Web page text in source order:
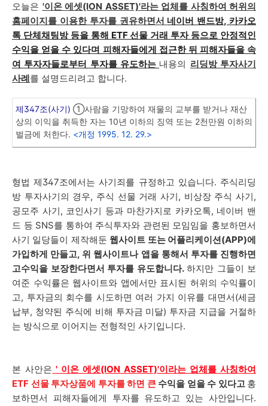
오늘은 '이온 에셋(ION ASSET)'라는 업체를 사칭하여 허위의
홈페이지를 이용한 투자를 권유하면서 네이버 밴드방, 카카오
톡 단체채팅방 등을 통해 ETF 선물 거래 투자 등으로 안정적인
수익을 얻을 수 있다며 피해자들에게 접근한 뒤 피해자들을 속
여 투자자들로부터 투자를 유도하는 내용의 리딩방 투자사기
사례를 설명드리려고 합니다.
제347조(사기) ①사람을 기망하여 재물의 교부를 받거나 재산
상의 이익을 취득한 자는 10년 이하의 징역 또는 2천만원 이하의
벌금에 처한다. <개정 1995. 12. 29.>
형법 제347조에서는 사기죄를 규정하고 있습니다. 주식리딩
방 투자사기의 경우, 주식 선물 거래 사기, 비상장 주식 사기,
공모주 사기, 코인사기 등과 마찬가지로 카카오톡, 네이버 밴
드 등 SNS를 통하여 주식투자와 관련된 모임임을 홍보하면서
사기 일당들이 제작해둔 웹사이트 또는 어플리케이션(APP)에
가입하게 만들고, 위 웹사이트나 앱을 통해서 투자를 진행하면
고수익을 보장한다면서 투자를 유도합니다. 하지만 그들이 보
여준 수익률은 웹사이트와 앱에서만 표시된 허위의 수익률이
고, 투자금의 회수를 시도하면 여러 가지 이유를 대면서(세금
납부, 청약된 주식에 비해 투자금 미달) 투자금 지급을 거절하
는 방식으로 이어지는 전형적인 사기입니다.
본 사안은 ' 이온 에셋(ION ASSET)'이라는 업체를 사칭하여
ETF 선물 투자상품에 투자를 하면 큰 수익을 얻을 수 있다고 홍
보하면서 피해자들에게 투자를 유도하고 있는 사안입니다.